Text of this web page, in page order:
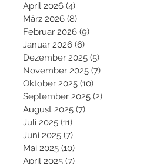
April 2026 (4)
März 2026 (8)
Februar 2026 (9)
Januar 2026 (6)
Dezember 2025 (5)
November 2025 (7)
Oktober 2025 (10)
September 2025 (2)
August 2025 (7)
Juli 2025 (11)
Juni 2025 (7)
Mai 2025 (10)
April 2025 (7)